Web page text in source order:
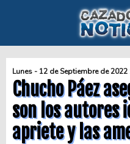
Lunes - 12 de Septiembre de 2022
Chucho Páez
son los autores
apriete y las